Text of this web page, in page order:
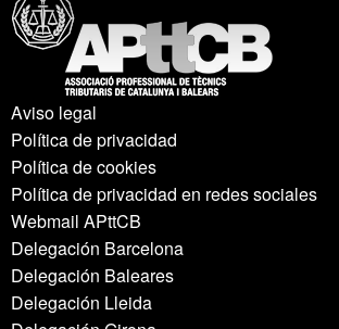
Aviso legal
Política de privacidad
Política de cookies
Política de privacidad en redes sociales
Webmail APttCB
Delegación Barcelona
Delegación Baleares
Delegación Lleida